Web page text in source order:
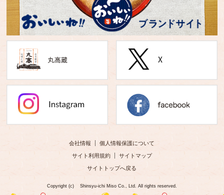
会社情報 個人情報保護について
サイト利用規約 サイトマップ
サイトトップへ戻る
Copyright (c) Shinsyu-ichi Miso Co., Ltd. All rights reserved.